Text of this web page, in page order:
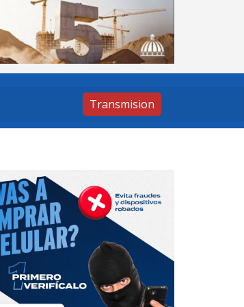
Transmision